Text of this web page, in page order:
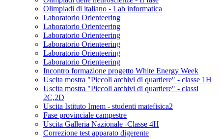
Olimpiadi di italiano - Lab informatica
Laboratorio Orienteering
Laboratorio Orienteering
Laboratorio Orienteering
Laboratorio Orienteering
Laboratorio Orienteering
Laboratorio Orienteering
Incontro formazione progetto White Energy Week
Uscita mostra "Piccoli archivi di quartiere" - classe 1H
Uscita mostra "Piccoli archivi di quartiere" - classi
2C,2D
Uscita Istituto Imem - studenti matefisica2
Fase provinciale campestre
Uscita Galleria Nazionale -Classe 4H
Correzione test apparato digerente